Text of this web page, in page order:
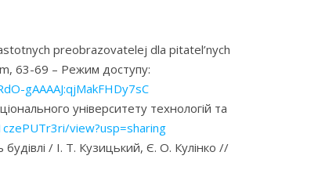
preobrazovatelej dla pitatel’nych
63-69 – Режим доступу:
gAAAAJ:qjMakFHDy7sC
університету технологій та
view?usp=sharing
/ І. Т. Кузицький, Є. О. Кулінко //